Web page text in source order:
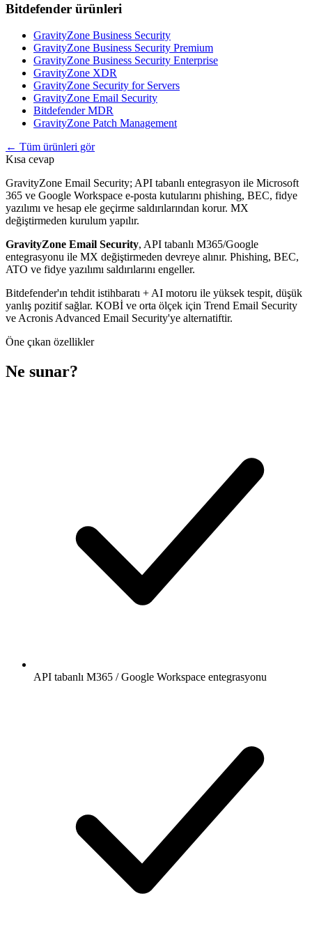
Bitdefender ürünleri
GravityZone Business Security
GravityZone Business Security Premium
GravityZone Business Security Enterprise
GravityZone XDR
GravityZone Security for Servers
GravityZone Email Security
Bitdefender MDR
GravityZone Patch Management
← Tüm ürünleri gör
Kısa cevap
GravityZone Email Security; API tabanlı entegrasyon ile Microsoft
365 ve Google Workspace e-posta kutularını phishing, BEC, fidye
yazılımı ve hesap ele geçirme saldırılarından korur. MX
değiştirmeden kurulum yapılır.
GravityZone Email Security, API tabanlı M365/Google
entegrasyonu ile MX değiştirmeden devreye alınır. Phishing, BEC,
ATO ve fidye yazılımı saldırılarını engeller.
Bitdefender'ın tehdit istihbaratı + AI motoru ile yüksek tespit, düşük
yanlış pozitif sağlar. KOBİ ve orta ölçek için Trend Email Security
ve Acronis Advanced Email Security'ye alternatiftir.
Öne çıkan özellikler
Ne sunar?
API tabanlı M365 / Google Workspace entegrasyonu